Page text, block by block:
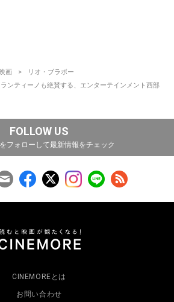
画
リオ・ブラボー
ランティーノも絶賛する、エンターテインメント西部
FOLLOW US
フォローして最新情報をチェック
CINEMOREとは
お問い合わせ